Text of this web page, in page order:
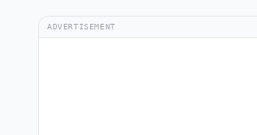
ADVERTISEMENT